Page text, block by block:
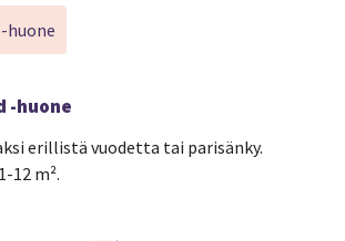
huone
-huone
erillistä vuodetta tai parisänky.
12 m².